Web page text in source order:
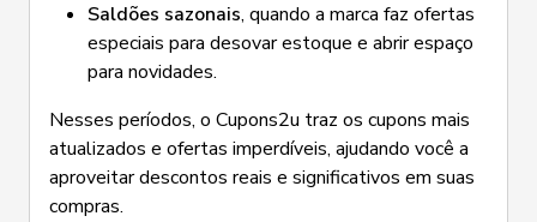
Saldões sazonais, quando a marca faz ofertas
especiais para desovar estoque e abrir espaço
para novidades.
Nesses períodos, o Cupons2u traz os cupons mais
atualizados e ofertas imperdíveis, ajudando você a
aproveitar descontos reais e significativos em suas
compras.